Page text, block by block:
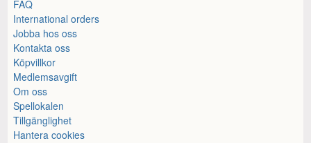
FAQ
International orders
Jobba hos oss
Kontakta oss
Köpvillkor
Medlemsavgift
Om oss
Spellokalen
Tillgänglighet
Hantera cookies